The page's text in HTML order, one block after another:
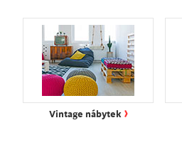
Vintage nábytek ›